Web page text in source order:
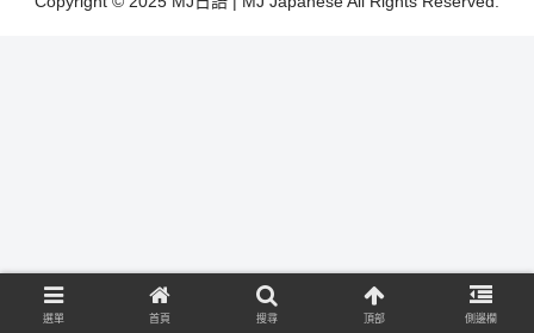
選單 首頁 搜尋 頂部 側邊欄